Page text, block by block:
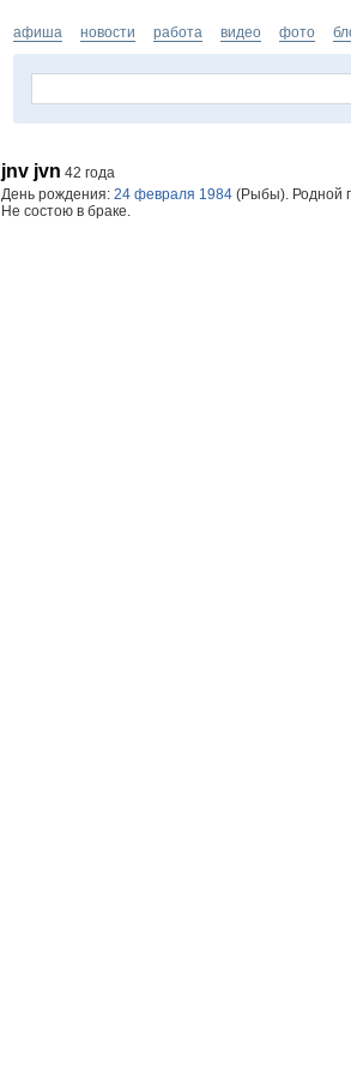
афиша новости работа видео фото
jnv jvn 42 года
День рождения: 24 февраля 1984 (Рыбы). Родной
Не состою в браке.